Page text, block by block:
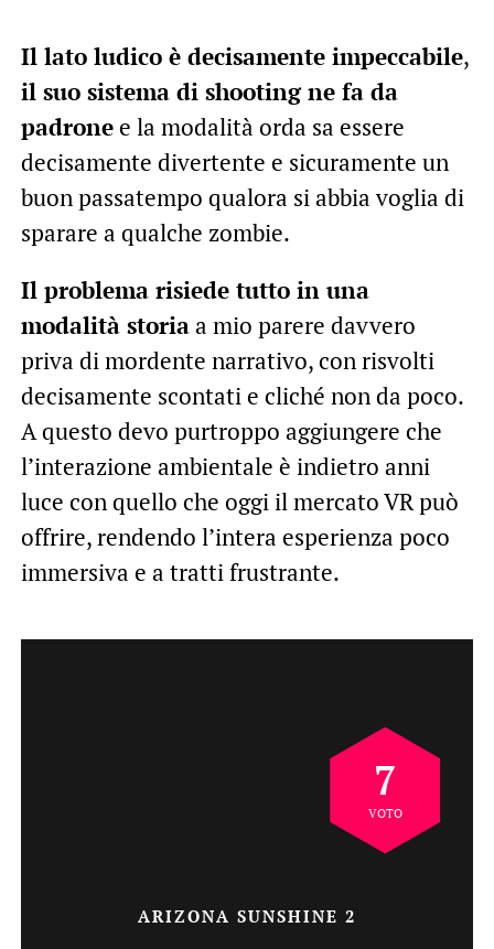
Il lato ludico è decisamente impeccabile,
il suo sistema di shooting ne fa da
padronee la modalità orda sa essere
decisamente divertente e sicuramente un
buon passatempo qualora si abbia voglia di
sparare a qualche zombie.
Il problema risiede tutto in una
modalità storiaa mio parere davvero
priva di mordente narrativo, con risvolti
decisamente scontati e cliché non da poco.
A questo devo purtroppo aggiungere che
l’interazione ambientale è indietro anni
luce con quello che oggi il mercato VR può
offrire, rendendo l’intera esperienza poco
immersiva e a tratti frustrante.
ARIZONA SUNSHINE 2
7
VOTO